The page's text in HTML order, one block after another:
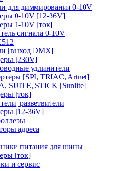
для диммирования 0-10V
0-10V [12-36V]
1-10V [ток]
сигнала 0-10V
[выход DMX]
[230V]
удлинители
[SPI, TRIAC, Artnet]
SUITE, STICK [Sunlite]
[ток]
разветвители
[12-36V]
адреса
питания для шины
[ток]
и сервис